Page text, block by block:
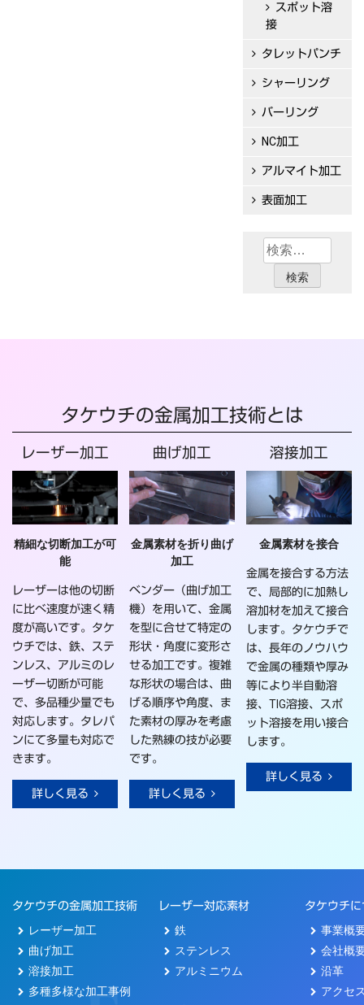
スポット溶
接
タレットパンチ
シャーリング
バーリング
NC加工
アルマイト加工
表面加工
検
索:
タケウチの金属加工技術とは
レーザー加工
精細な切断加工が可
能
レーザーは他の切断
に比べ速度が速く精
度が高いです。タケ
ウチでは、鉄、ステ
ンレス、アルミのレ
ーザー切断が可能
で、多品種少量でも
対応します。タレパ
ンにて多量も対応で
きます。
詳しく見る
曲げ加工
金属素材を折り曲げ
加工
ベンダー（曲げ加工
機）を用いて、金属
を型に合せて特定の
形状・角度に変形さ
せる加工です。複雑
な形状の場合は、曲
げる順序や角度、ま
た素材の厚みを考慮
した熟練の技が必要
です。
詳しく見る
溶接加工
金属素材を接合
金属を接合する方法
で、局部的に加熱し
溶加材を加えて接合
します。タケウチで
は、長年のノウハウ
で金属の種類や厚み
等により半自動溶
接、TIG溶接、スポ
ット溶接を用い接合
します。
詳しく見る
タケウチの金属加工技術
レーザー加工
曲げ加工
溶接加工
多種多様な加工事例
レーザー対応素材
鉄
ステンレス
アルミニウム
タケウチ
事業概
会社概
沿革
アクセ